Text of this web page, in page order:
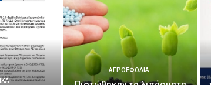
ΑΓΡΟΕΦΌΔΙΑ